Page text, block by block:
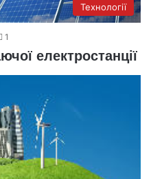
Технології
1
електростанції